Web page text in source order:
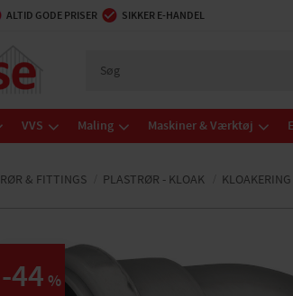
ALTID GODE PRISER SIKKER E-HANDEL
VVS Maling Maskiner & Værktøj
RØR & FITTINGS PLASTRØR - KLOAK
44 %